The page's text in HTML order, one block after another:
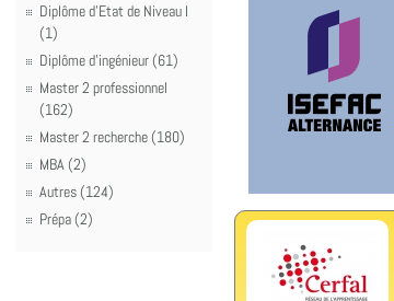
Diplôme d'Etat de Niveau I
(1)
Diplôme d'ingénieur (61)
Master 2 professionnel
(162)
Master 2 recherche (180)
MBA (2)
Autres (124)
Prépa (2)